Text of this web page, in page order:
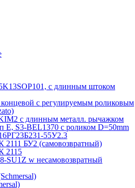
с длинным штоком
с регулируемым роликовым
с длинным металл. рычажком
Е, S3-BEL1370 с роликом D=50mm
55У2.3
БУ2 (самовозвратный)
2115
SU1Z w несамовозвратный